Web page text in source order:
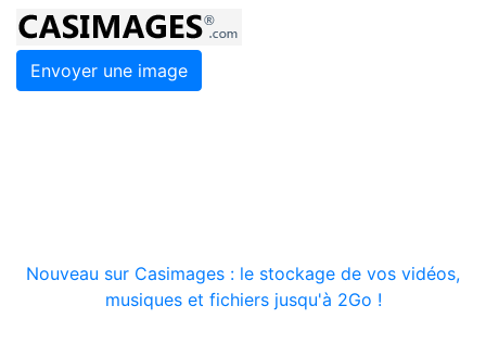
Envoyer une image
Nouveau sur Casimages : le stockage de vos vidéos,
musiques et fichiers jusqu'à 2Go !